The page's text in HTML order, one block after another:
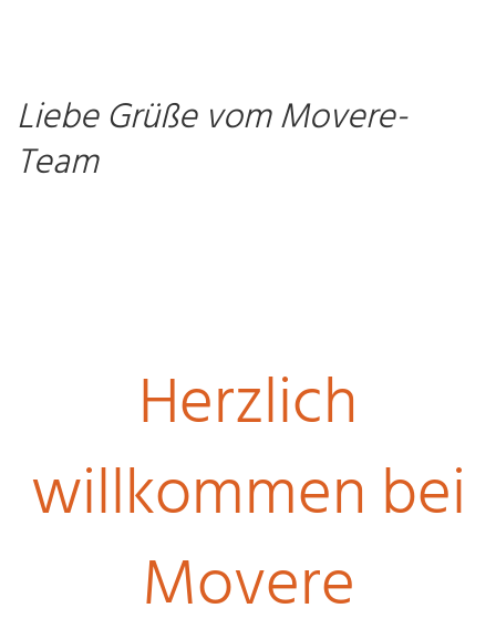
Liebe Grüße vom Movere­-
Team
Herzlich
willkommen bei
Movere